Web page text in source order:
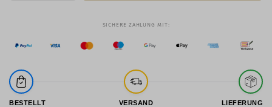
BESTELLT
VERSAND
LIEFERUNG